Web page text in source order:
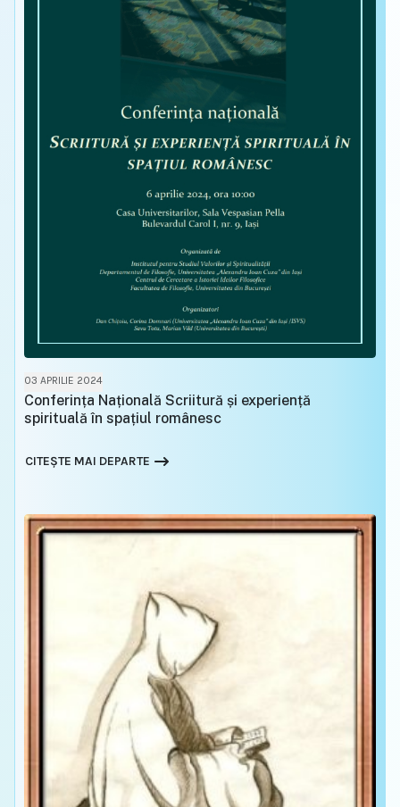
03 APRILIE 2024
Conferința Națională Scriitură și experiență
spirituală în spațiul românesc
CITEȘTE MAI DEPARTE